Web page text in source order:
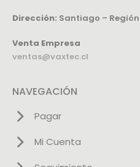
Dirección: Santiago –
Venta Empresa
ventas@vaxtec.cl
NAVEGACIÓN
Pagar
Mi Cuenta